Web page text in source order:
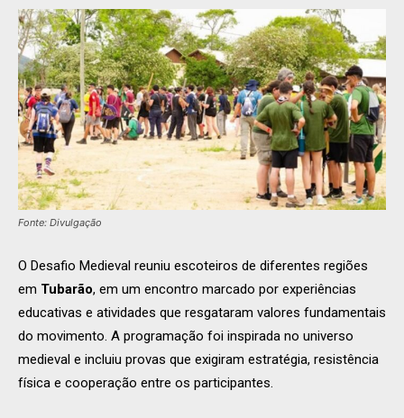
Fonte: Divulgação
O Desafio Medieval reuniu escoteiros de diferentes regiões
em Tubarão, em um encontro marcado por experiências
educativas e atividades que resgataram valores fundamentais
do movimento. A programação foi inspirada no universo
medieval e incluiu provas que exigiram estratégia, resistência
física e cooperação entre os participantes.